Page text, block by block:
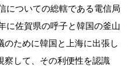
についての総轄である電信局
に佐賀県の呼子と韓国の釜山
のために韓国と上海に出張し
察して、その利便性を認識